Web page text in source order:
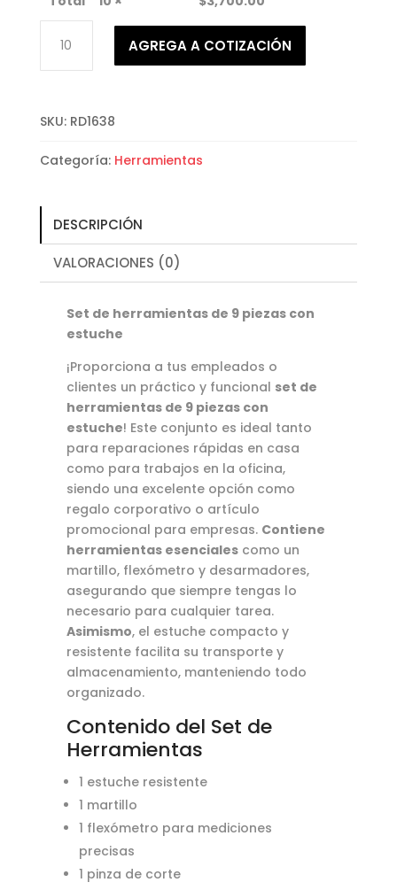
herramientas
piezas
con
estuche
AGREGA A COTIZACIÓN
SKU: RD1638
Categoría: Herramientas
DESCRIPCIÓN
VALORACIONES (0)
Set de herramientas de 9 piezas con
estuche
¡Proporciona a tus empleados o
clientes un práctico y funcional set de
herramientas de 9 piezas con
estuche! Este conjunto es ideal tanto
para reparaciones rápidas en casa
como para trabajos en la oficina,
siendo una excelente opción como
regalo corporativo o artículo
promocional para empresas. Contiene
herramientas esencialescomo un
martillo, flexómetro y desarmadores,
asegurando que siempre tengas lo
necesario para cualquier tarea.
Asimismo, el estuche compacto y
resistente facilita su transporte y
almacenamiento, manteniendo todo
organizado.
Contenido del Set de
Herramientas
1 estuche resistente
1 martillo
1 flexómetro para mediciones
precisas
1 pinza de corte